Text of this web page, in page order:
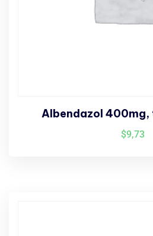
Albendazol 400mg,
$9,73